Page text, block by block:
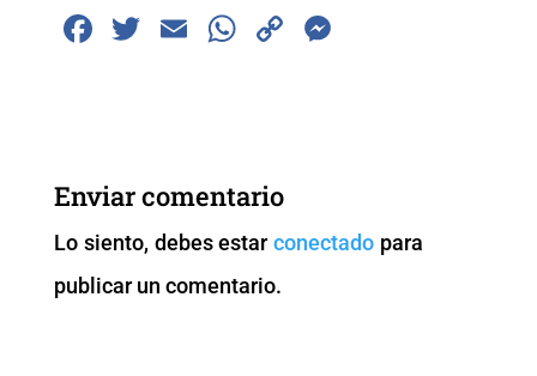
F
b
o
o
k
T
E
W
A
p
p
C
k
er
Enviar comentario
Lo siento, debes estarconectado para
publicar un comentario.